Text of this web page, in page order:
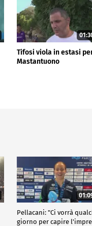
Tifosi viola in estasi
Mastantuono
Pellacani: "Ci vorrà
giorno per capire